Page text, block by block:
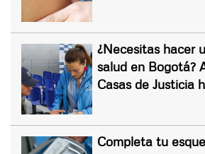
¿Necesitas hacer
salud en Bogotá?
Casas de Justicia
Completa tu